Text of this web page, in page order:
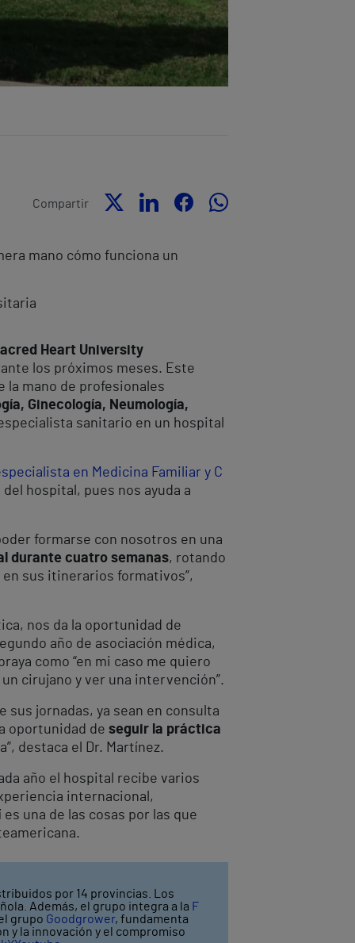
Compartir
mano cómo funciona un
Heart University
los próximos meses. Este
mano de profesionales
Ginecología, Neumología,
sanitario en un hospital
en Medicina Familiar y C
hospital, pues nos ayuda a
formarse con nosotros en una
durante cuatro semanas, rotando
sus itinerarios formativos”,
nos da la oportunidad de
año de asociación médica,
como “en mi caso me quiero
cirujano y ver una intervención”.
jornadas, ya sean en consulta
oportunidad de seguir la práctica
destaca el Dr. Martínez.
año el hospital recibe varios
internacional,
una de las cosas por las que
por 14 provincias. Los
Además, el grupo integra a la F
grupo Goodgrower, fundamenta
y la innovación y el compromiso